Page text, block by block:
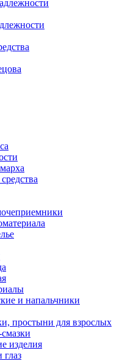
и напальчники
простыни для взрослых
изделия
глаз